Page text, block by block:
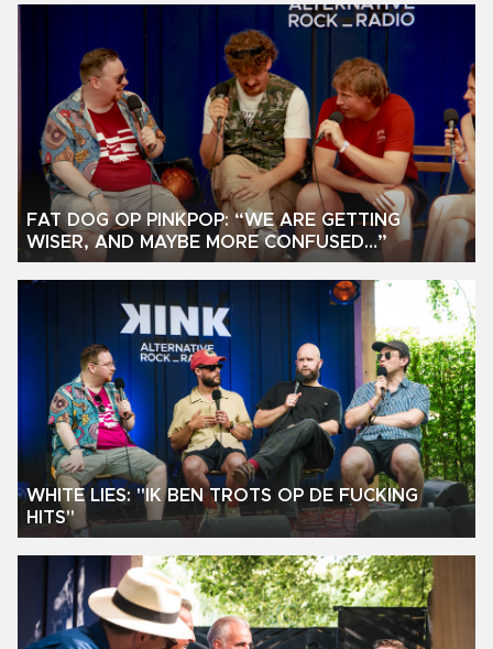
FAT DOG OP PINKPOP: “WE ARE GETTING
WISER, AND MAYBE MORE CONFUSED…”
WHITE LIES: "IK BEN TROTS OP DE FUCKING
HITS"